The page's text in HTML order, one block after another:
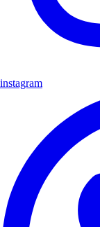
instagram